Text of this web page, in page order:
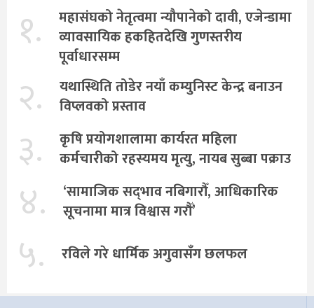
१.
महासंघको नेतृत्वमा न्यौपानेको दावी, एजेन्डामा
व्यावसायिक हकहितदेखि गुणस्तरीय
पूर्वाधारसम्म
२.
यथास्थिति तोडेर नयाँ कम्युनिस्ट केन्द्र बनाउन
विप्लवको प्रस्ताव
३.
कृषि प्रयोगशालामा कार्यरत महिला
कर्मचारीको रहस्यमय मृत्यु, नायब सुब्बा पक्राउ
४.
‘सामाजिक सद्‌भाव नबिगारौँ, आधिकारिक
सूचनामा मात्र विश्वास गरौँ’
५. रविले गरे धार्मिक अगुवासँग छलफल